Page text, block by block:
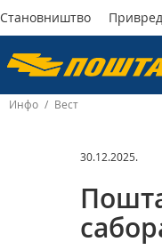
Пошта
Србије
Становништво
Инфо / Вест
30.12.2025.